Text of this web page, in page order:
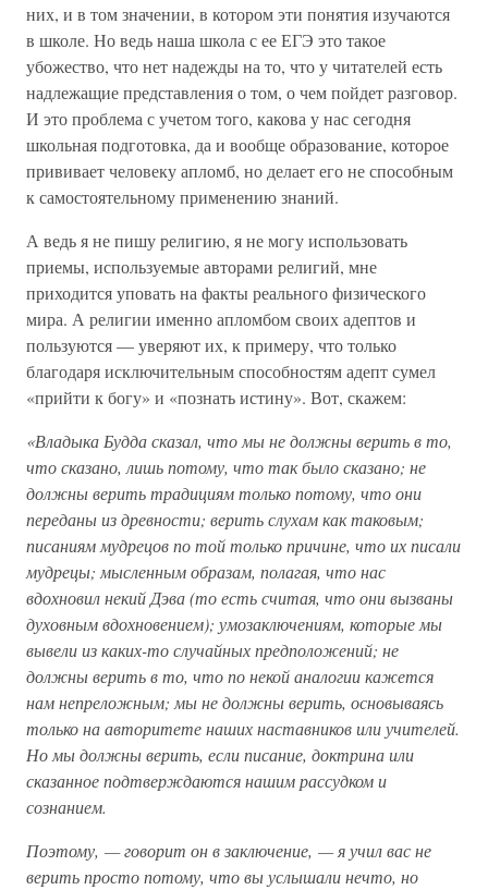
них, и в том значении, в котором эти понятия изучаются
в школе. Но ведь наша школа с ее ЕГЭ это такое
убожество, что нет надежды на то, что у читателей есть
надлежащие представления о том, о чем пойдет разговор.
И это проблема с учетом того, какова у нас сегодня
школьная подготовка, да и вообще образование, которое
прививает человеку апломб, но делает его не способным
к самостоятельному применению знаний.
А ведь я не пишу религию, я не могу использовать
приемы, используемые авторами религий, мне
приходится уповать на факты реального физического
мира. А религии именно апломбом своих адептов и
пользуются — уверяют их, к примеру, что только
благодаря исключительным способностям адепт сумел
«прийти к богу» и «познать истину». Вот, скажем:
«Владыка Будда сказал, что мы не должны верить в то,
что сказано, лишь потому, что так было сказано; не
должны верить традициям только потому, что они
переданы из древности; верить слухам как таковым;
писаниям мудрецов по той только причине, что их писали
мудрецы; мысленным образам, полагая, что нас
вдохновил некий Дэва (то есть считая, что они вызваны
духовным вдохновением); умозаключениям, которые мы
вывели из каких-то случайных предположений; не
должны верить в то, что по некой аналогии кажется
нам непреложным; мы не должны верить, основываясь
только на авторитете наших наставников или учителей.
Но мы должны верить, если писание, доктрина или
сказанное подтверждаются нашим рассудком и
сознанием.
Поэтому, — говорит он в заключение, — я учил вас не
верить просто потому, что вы услышали нечто, но